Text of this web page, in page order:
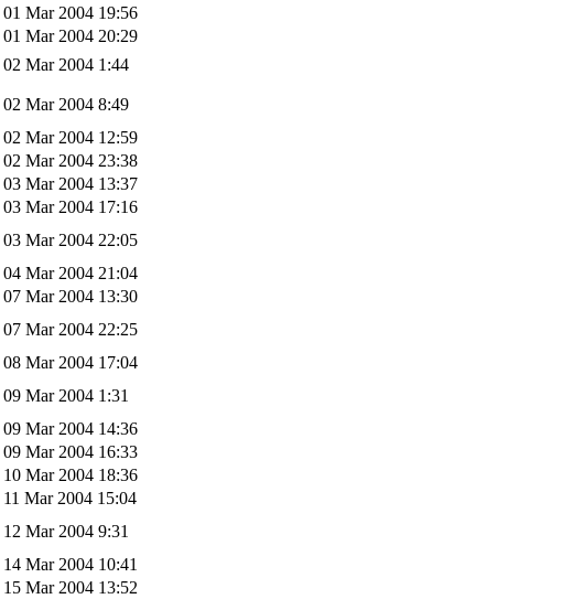
01 Mar 2004 19:56
01 Mar 2004 20:29
02 Mar 2004 1:44
02 Mar 2004 8:49
02 Mar 2004 12:59
02 Mar 2004 23:38
03 Mar 2004 13:37
03 Mar 2004 17:16
03 Mar 2004 22:05
04 Mar 2004 21:04
07 Mar 2004 13:30
07 Mar 2004 22:25
08 Mar 2004 17:04
09 Mar 2004 1:31
09 Mar 2004 14:36
09 Mar 2004 16:33
10 Mar 2004 18:36
11 Mar 2004 15:04
12 Mar 2004 9:31
14 Mar 2004 10:41
15 Mar 2004 13:52